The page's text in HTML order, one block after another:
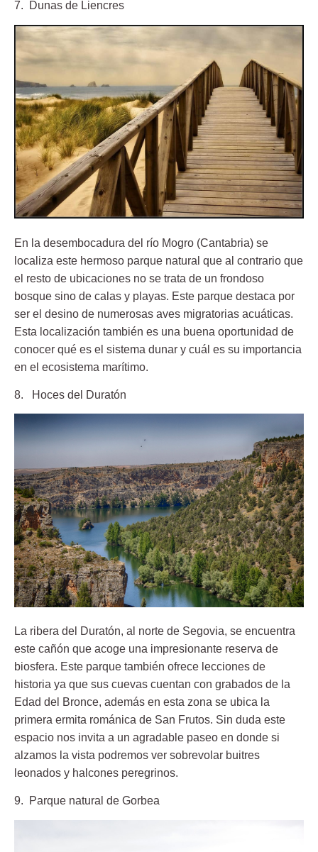
7. Dunas de Liencres
En la desembocadura del río Mogro (Cantabria) se
localiza este hermoso parque natural que al contrario que
el resto de ubicaciones no se trata de un frondoso
bosque sino de calas y playas. Este parque destaca por
ser el desino de numerosas aves migratorias acuáticas.
Esta localización también es una buena oportunidad de
conocer qué es el sistema dunar y cuál es su importancia
en el ecosistema marítimo.
8. Hoces del Duratón
La ribera del Duratón, al norte de Segovia, se encuentra
este cañón que acoge una impresionante reserva de
biosfera. Este parque también ofrece lecciones de
historia ya que sus cuevas cuentan con grabados de la
Edad del Bronce, además en esta zona se ubica la
primera ermita románica de San Frutos. Sin duda este
espacio nos invita a un agradable paseo en donde si
alzamos la vista podremos ver sobrevolar buitres
leonados y halcones peregrinos.
9. Parque natural de Gorbea